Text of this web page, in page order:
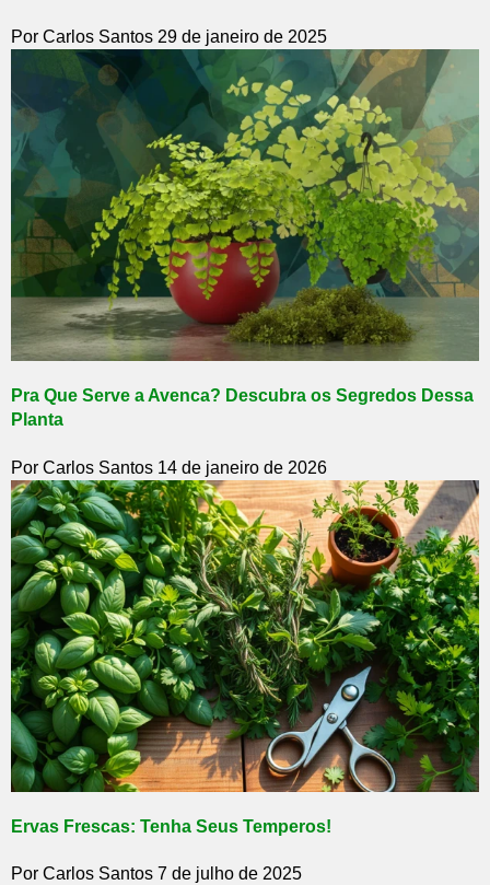
Por Carlos Santos 29 de janeiro de 2025
Pra Que Serve a Avenca? Descubra os Segredos Dessa
Planta
Por Carlos Santos 14 de janeiro de 2026
Ervas Frescas: Tenha Seus Temperos!
Por Carlos Santos 7 de julho de 2025